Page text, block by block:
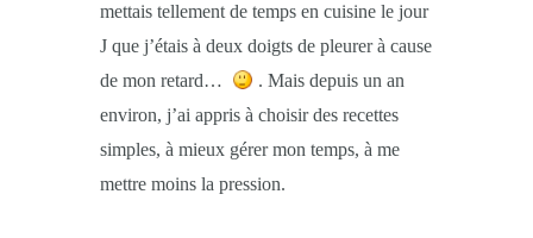
mettais tellement de temps en cuisine le jour
J que j’étais à deux doigts de pleurer à cause
de mon retard…
. Mais depuis un an
environ, j’ai appris à choisir des recettes
simples, à mieux gérer mon temps, à me
mettre moins la pression.